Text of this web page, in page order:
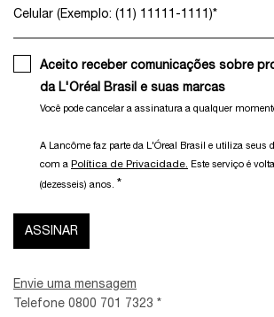
Celular (Exemplo: (11) 11111-1111)*
Aceito receber comunicações sobre
da L'Oréal Brasil e suas marcas
Você pode cancelar a assinatura a qualquer
A Lancôme faz parte da L'Óreal Brasil e utiliza seus
com a Política de Privacidade. Este serviço é
(dezesseis) anos. *
ASSINAR
Envie uma mensagem
Telefone 0800 701 7323 *